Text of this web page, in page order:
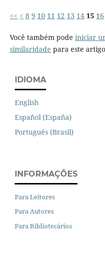
<< < 8 9 10 11 12 13 14 15 16
Você também pode iniciar
similaridade para este
IDIOMA
English
Español (España)
Português (Brasil)
INFORMAÇÕES
Para Leitores
Para Autores
Para Bibliotecários